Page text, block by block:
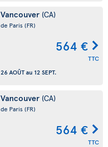
Vancouver (CA)
de Paris (FR)
564 €
TTC
26 AOÛTau 12 SEPT.
Vancouver (CA)
de Paris (FR)
564 €
TTC